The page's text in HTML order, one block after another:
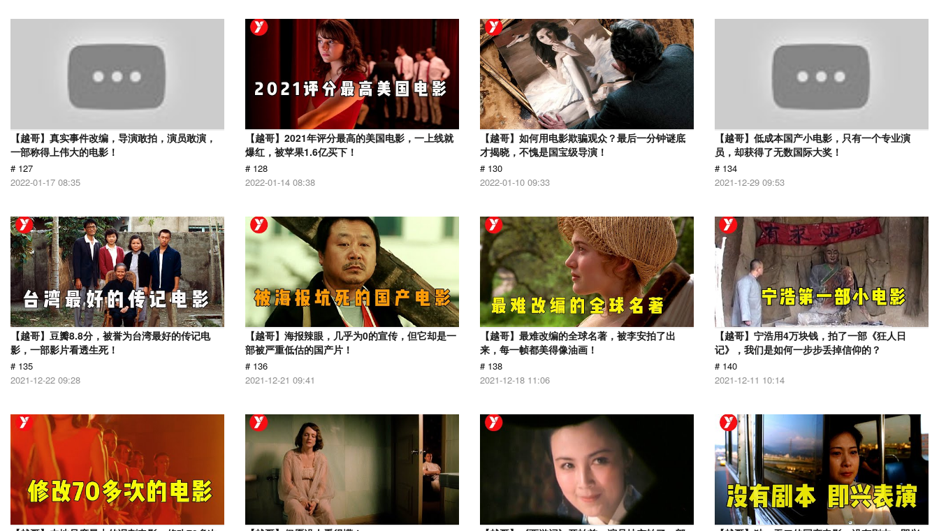
【越哥】真实事件改编，导演敢拍，演员敢演，
一部称得上伟大的电影！
# 127
2022-01-17 08:35
【越哥】2021年评分最高的美国电影，一上线就
爆红，被苹果1.6亿买下！
# 128
2022-01-14 08:38
【越哥】如何用电影欺骗观众？最后一分钟谜底
才揭晓，不愧是国宝级导演！
# 130
2022-01-10 09:33
【越哥】低成本国产小电影，只有一个专业演
员，却获得了无数国际大奖！
# 134
2021-12-29 09:53
【越哥】豆瓣8.8分，被誉为台湾最好的传记电
影，一部影片看透生死！
# 135
2021-12-22 09:28
【越哥】海报辣眼，几乎为0的宣传，但它却是一
部被严重低估的国产片！
# 136
2021-12-21 09:41
【越哥】最难改编的全球名著，被李安拍了出
来，每一帧都美得像油画！
# 138
2021-12-18 11:06
【越哥】宁浩用4万块钱，拍了一部《狂人日
记》，我们是如何一步步丢掉信仰的？
# 140
2021-12-11 10:14